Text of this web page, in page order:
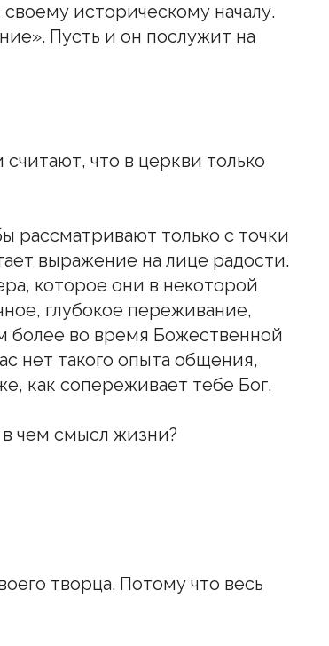
историческому началу.
Пусть и он послужит на
что в церкви только
рассматривают только с точки
выражение на лице радости.
которое они в некоторой
глубокое переживание,
более во время Божественной
нет такого опыта общения,
как сопереживает тебе Бог.
чем смысл жизни?
творца. Потому что весь